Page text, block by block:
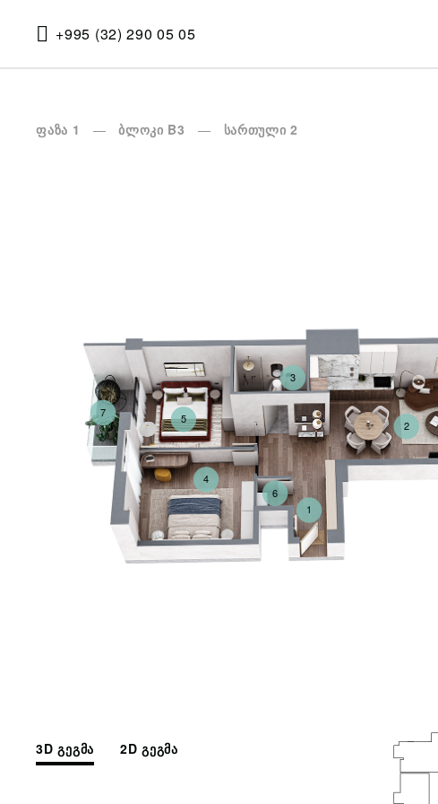
+995 (32) 290 05 05
ფაზა 1 ბლოკი B3 სართული 2
1
2
3
4
5
6
7
3D გეგმა 2D გეგმა